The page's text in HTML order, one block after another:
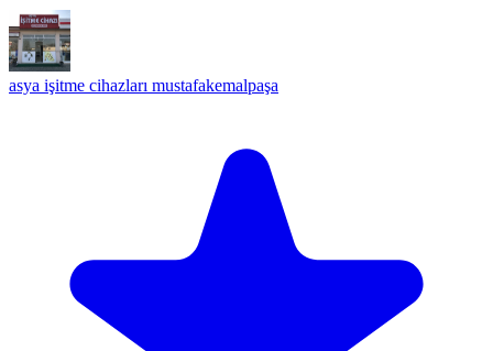
asya işitme cihazları mustafakemalpaşa